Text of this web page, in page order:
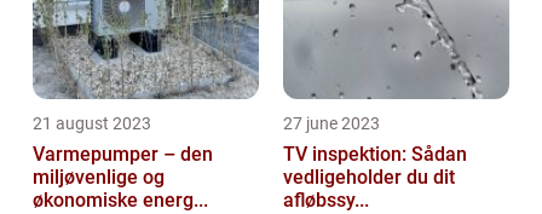
21 august 2023
Varmepumper – den
miljøvenlige og
økonomiske energ...
27 june 2023
TV inspektion: Sådan
vedligeholder du dit
afløbssy...